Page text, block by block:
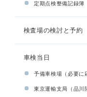
定期点検整備記録簿
検査場の検討と予約
車検当日
予備車検場（必要に
東京運輸支局（品川